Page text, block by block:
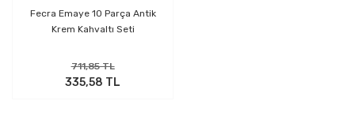
Fecra Emaye 10 Parça Antik
Krem Kahvaltı Seti
711,85 TL
335,58 TL